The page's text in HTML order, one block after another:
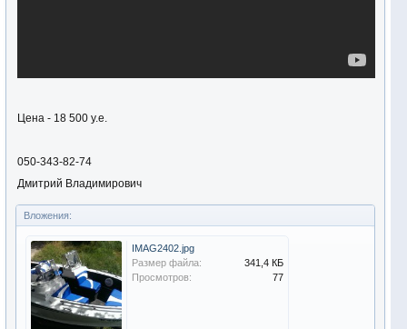
Цена - 18 500 у.е.
050-343-82-74
Дмитрий Владимирович
Вложения:
IMAG2402.jpg
Размер файла:
341,4 КБ
Просмотров:
77